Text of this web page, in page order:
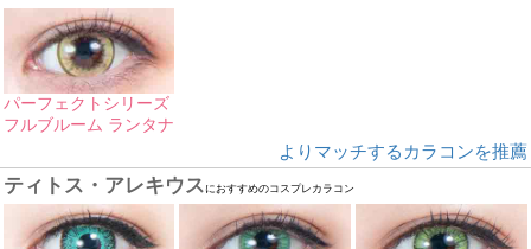
パーフェクトシリーズ
フルブルーム ランタナ
よりマッチするカラコンを推薦
ティトス・アレキウスにおすすめのコスプレカラコン